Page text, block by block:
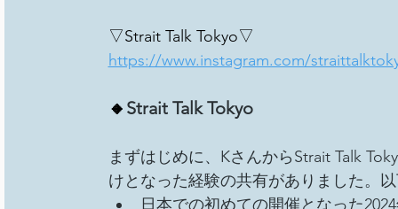
▽Strait Talk Tokyo▽
https://www.instagram.com/
🔸 Strait Talk Tokyo
まずはじめに、KさんからStrait Talk
けとなった経験の共有がありました。
日本での初めての開催となった